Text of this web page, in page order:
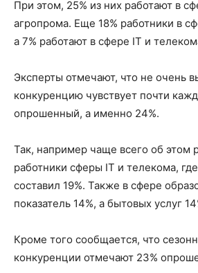
При этом, 25% из них работают в
агропрома. Еще 18% работники в
а 7% работают в сфере IT и
Эксперты отмечают, что не очень
конкуренцию чувствует почти
опрошенный, а именно 24%.
Так, например чаще всего об этом
работники сферы IT и телекома,
составил 19%. Также в сфере
показатель 14%, а бытовых услуг
Кроме того сообщается, что
конкуренции отмечают 23%